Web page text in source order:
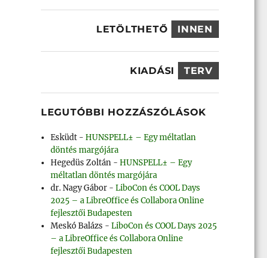
LETÖLTHETŐ INNEN
KIADÁSI TERV
LEGUTÓBBI HOZZÁSZÓLÁSOK
Esküdt -HUNSPELL± – Egy méltatlan
döntés margójára
Hegedüs Zoltán -HUNSPELL± – Egy
méltatlan döntés margójára
dr. Nagy Gábor -LiboCon és COOL Days
2025 – a LibreOffice és Collabora Online
fejlesztői Budapesten
Meskó Balázs -LiboCon és COOL Days 2025
– a LibreOffice és Collabora Online
fejlesztői Budapesten